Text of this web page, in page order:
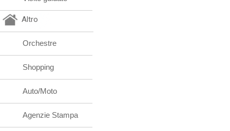
Altro
Orchestre
Shopping
Auto/Moto
Agenzie Stampa